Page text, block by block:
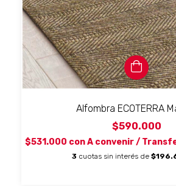
Alfombra ECOTERRA
$590.000
$531.000 conA convenir /
3 cuotas sin interés de